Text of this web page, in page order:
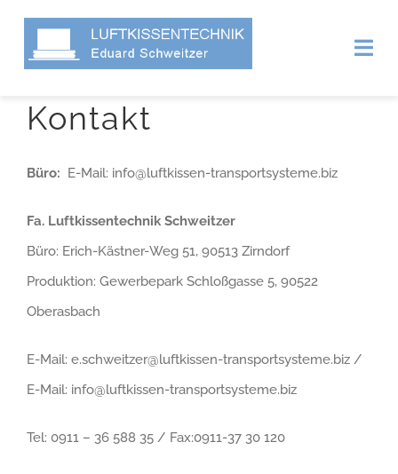
Zum
springen
HOME
PRODUKTE
LUFTKISSENSYSTEME
Kontakt
Büro: E-Mail: info@luftkissen-transportsysteme.biz
Fa. Luftkissentechnik Schweitzer
Büro: Erich-Kästner-Weg 51, 90513 Zirndorf
Produktion: Gewerbepark Schloßgasse 5, 90522
Oberasbach
E-Mail: e.schweitzer@luftkissen-transportsysteme.biz /
E-Mail: info@luftkissen-transportsysteme.biz
Tel: 0911 – 36 588 35 / Fax:0911-37 30 120